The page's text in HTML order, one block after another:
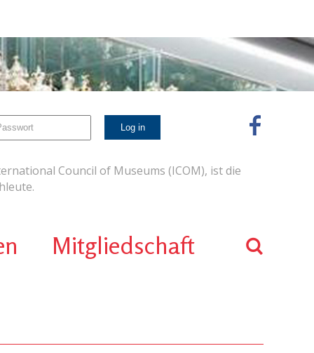
Council of Museums (ICOM), ist die
Mitgliedschaft